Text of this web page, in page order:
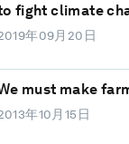
fight climate
年09月20日
must make
年10月15日